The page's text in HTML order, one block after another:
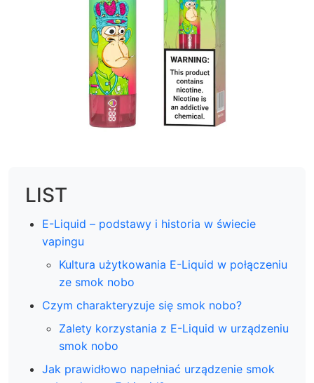
LIST
E-Liquid – podstawy i historia w świecie
vapingu
Kultura użytkowania E-Liquid w połączeniu
ze smok nobo
Czym charakteryzuje się smok nobo?
Zalety korzystania z E-Liquid w urządzeniu
smok nobo
Jak prawidłowo napełniać urządzenie smok